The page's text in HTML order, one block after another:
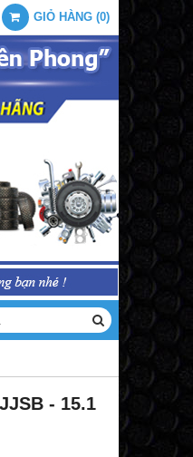
GIỎ HÀNG (0)
- 15.1